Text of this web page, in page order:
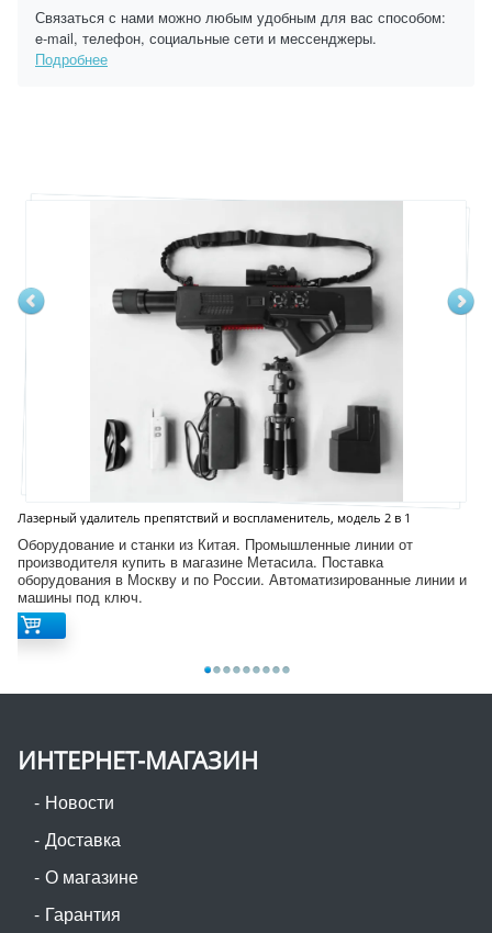
Связаться с нами можно любым удобным для вас способом:
e-mail, телефон, социальные сети и мессенджеры.
Подробнее
Лазерный удалитель препятствий и воспламенитель, модель 2 в 1
Оборудование и станки из Китая. Промышленные линии от
производителя купить в магазине Метасила. Поставка
оборудования в Москву и по России. Автоматизированные линии и
машины под ключ.
ИНТЕРНЕТ-МАГАЗИН
Новости
Доставка
О магазине
Гарантия